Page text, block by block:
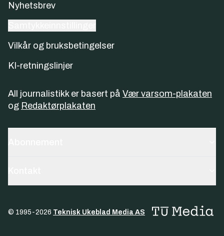
Nyhetsbrev
Vilkår og bruksbetingelser
KI-retningslinjer
All journalistikk er basert på Vær varsom-plakaten
og Redaktørplakaten
© 1995-2026 Teknisk Ukeblad Media AS